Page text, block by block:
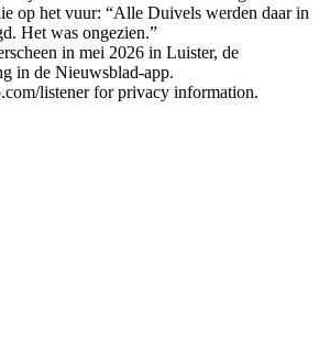
op het vuur: “Alle Duivels werden daar in
Het was ongezien.”
in mei 2026 in Luister, de
in de Nieuwsblad-app.
listener for privacy information.